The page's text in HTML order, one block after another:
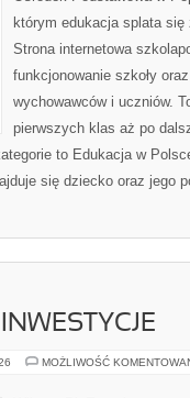
którym edukacja splata
Strona internetowa
funkcjonowanie szkoły
wychowawców i uczniów.
pierwszych klas aż po
to Edukacja w
się dziecko oraz jego
MOŻLIWOŚĆ